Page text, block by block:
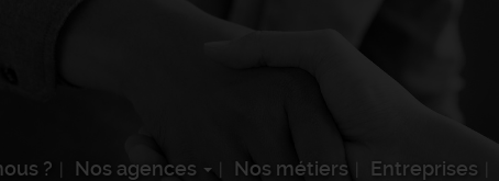
? Nos agences Nos métiers Entreprises